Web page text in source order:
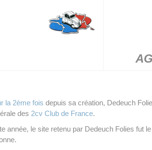
la 2ème fois depuis sa création, Dedeuch
des 2cv Club de France.
année, le site retenu par Dedeuch Folies fut le